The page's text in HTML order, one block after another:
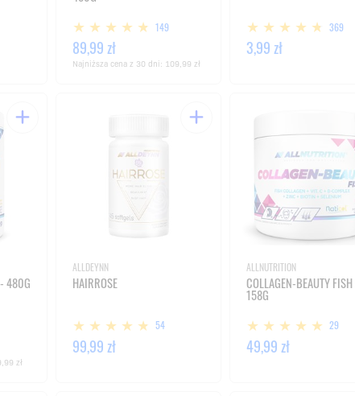
149
89,99 zł
Najniższa cena z 30 dni: 109,99 zł
369
3,99 zł
480G
zł
ALLDEYNN
HAIRROSE
54
99,99 zł
ALLNUTRITION
COLLAGEN-BEAUTY
158G
29
49,99 zł